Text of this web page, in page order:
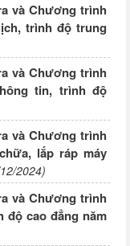
và Chương trình
trình độ trung
và Chương trình
tin, trình độ
và Chương trình
lắp ráp máy
2024)
và Chương trình
độ cao đẳng năm